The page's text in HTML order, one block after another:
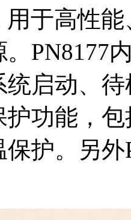
用于高性
PN8177
统启动、
护功能，
护。另